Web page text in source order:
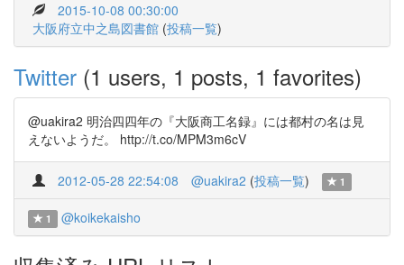
2015-10-08 00:30:00
大阪府立中之島図書館 (投稿一覧)
Twitter (1 users, 1 posts, 1 favorites)
@uakira2 明治四四年の『大阪商工名録』には都村の名は見
えないようだ。 http://t.co/MPM3m6cV
2012-05-28 22:54:08 @uakira2 (投稿一覧) 1
1 @koikekaisho